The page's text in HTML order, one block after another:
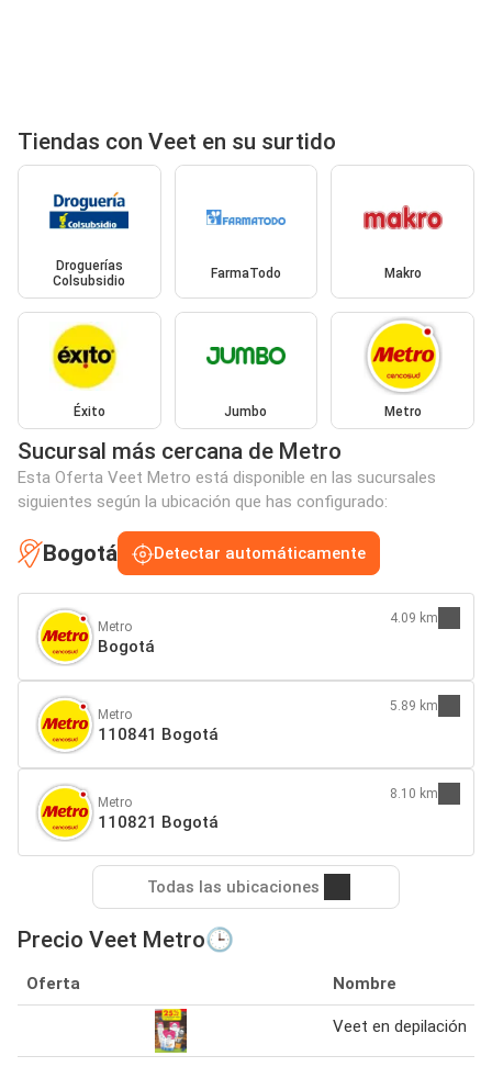
Tiendas con Veet en su surtido
Droguerías
Colsubsidio
FarmaTodo Makro
Éxito Jumbo Metro
Sucursal más cercana de Metro
Esta Oferta Veet Metro está disponible en las sucursales
siguientes según la ubicación que has configurado:
Bogotá Detectar automáticamente
Metro
Bogotá
4.09 km
Metro
110841 Bogotá
5.89 km
Metro
110821 Bogotá
8.10 km
Todas las ubicaciones
Precio Veet Metro🕒
Oferta Nombre
Veet en depilación